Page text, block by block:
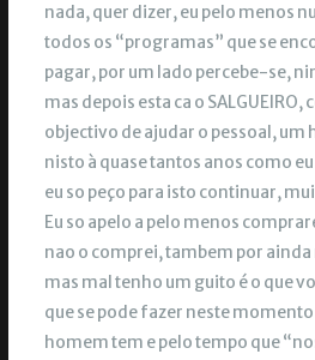
nada, quer dizer, eu pelo menos
todos os “programas” que se
pagar, por um lado percebe-se,
mas depois esta ca o SALGUEIRO,
objectivo de ajudar o pessoal, um
nisto à quase tantos anos como
eu so peço para isto continuar,
Eu so apelo a pelo menos
nao o comprei, tambem por
mas mal tenho um guito é o que
que se pode fazer neste
homem tem e pelo tempo que